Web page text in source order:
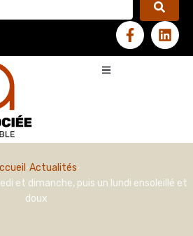
Actualités
et dimanche, puis un lundi ensoleillé et
doux